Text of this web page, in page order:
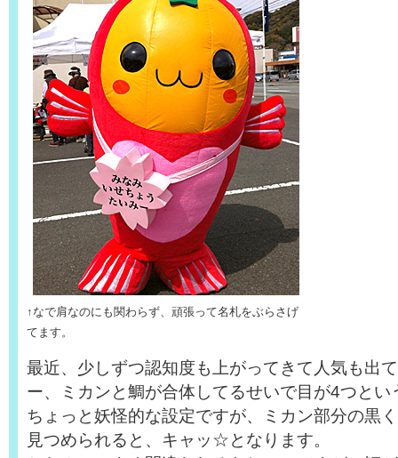
↑なで肩なのにも関わらず、頑張って名札をぶらさげ
てます。
最近、少しずつ認知度も上がってきて人気も出
ー、ミカンと鯛が合体してるせいで目が4つとい
ちょっと妖怪的な設定ですが、ミカン部分の黒
見つめられると、キャッ☆となります。